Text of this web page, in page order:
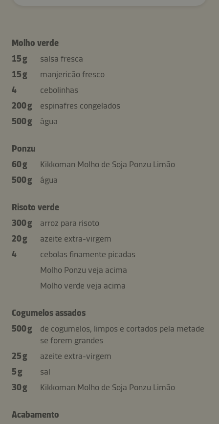
Molho verde
15 g
salsa fresca
15 g
manjericão fresco
4
cebolinhas
200 g
espinafres congelados
500 g
água
Ponzu
60 g
Kikkoman Molho de Soja Ponzu Limão
500 g
água
Risoto verde
300 g
arroz para risoto
20 g
azeite extra-virgem
4
cebolas finamente picadas
Molho Ponzu veja acima
Molho verde veja acima
Cogumelos assados
500 g
de cogumelos, limpos e cortados pela metade
se forem grandes
25 g
azeite extra-virgem
5 g
sal
30 g
Kikkoman Molho de Soja Ponzu Limão
Acabamento